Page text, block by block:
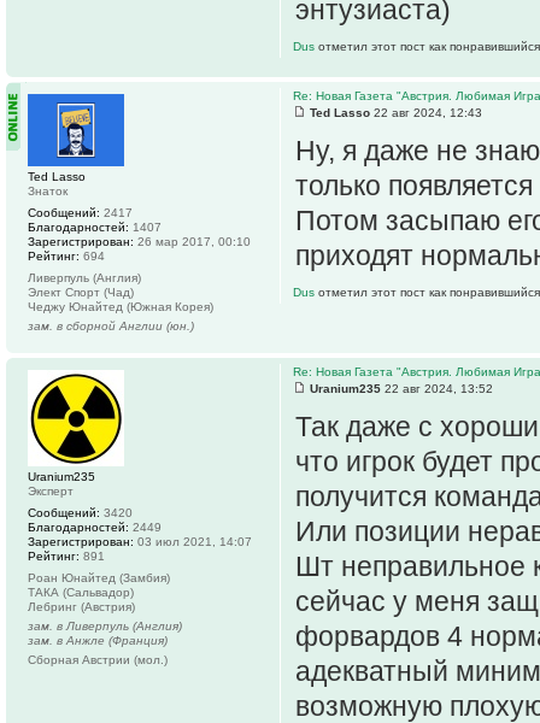
энтузиаста)
Dus отметил этот пост как
Re: Новая Газета "Австрия. Любимая
Ted Lasso 22 авг 2024, 12:43
Ну, я даже не знаю
только
Потом засыпаю
приходят
Dus отметил этот пост как
Ted Lasso
Знаток
Сообщений: 2417
Благодарностей: 1407
Зарегистрирован: 26 мар 2017, 00:10
Рейтинг: 694
Ливерпуль (Англия)
Элект Спорт (Чад)
Чеджу Юнайтед (Южная Корея)
зам. в сборной Англии (юн.)
Re: Новая Газета "Австрия. Любимая
Uranium235 22 авг 2024, 13:52
Так даже с
что игрок будет
получится
Или позиции
Шт неправильное
сейчас у меня
форвардов 4
адекватный
возможную
Uranium235
Эксперт
Сообщений: 3420
Благодарностей: 2449
Зарегистрирован: 03 июл 2021, 14:07
Рейтинг: 891
Роан Юнайтед (Замбия)
ТАКА (Сальвадор)
Лебринг (Австрия)
зам. в Ливерпуль (Англия)
зам. в Анжле (Франция)
Сборная Австрии (мол.)